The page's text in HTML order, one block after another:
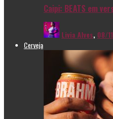
Caipi: BEATS em
Livia Alves, 08/
Cerveja